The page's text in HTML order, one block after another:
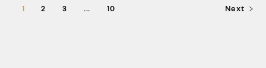
1 2 3 ... 10 Next